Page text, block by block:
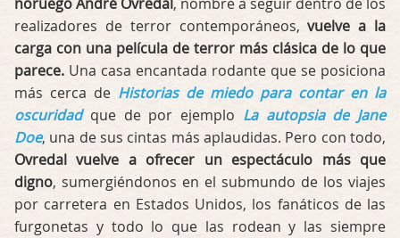
realizadores de terror contemporáneos,vuelve a la
carga con una película de terror más clásica de lo que
parece. Una casa encantada rodante que se posiciona
más cerca de Historias de miedo para contar en la
oscuridadque de por ejemplo La autopsia de Jane
Doe, una de sus cintas más aplaudidas. Pero con todo,
Ovredal vuelve a ofrecer un espectáculo más que
digno, sumergiéndonos en el submundo de los viajes
por carretera en Estados Unidos, los fanáticos de las
furgonetas y todo lo que las rodean y las siempre